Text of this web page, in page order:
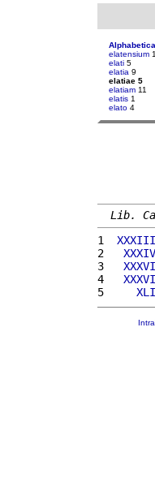
elatensium 1
elati 5
elatia 9
elatiae 5
elatiam 11
elatis 1
elato 4
Lib.
1
2
3
4
5